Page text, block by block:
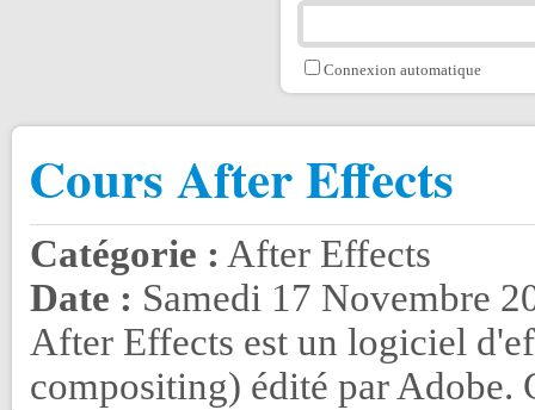
Connexion automatique
Cours After Effects
Catégorie : After Effects
Date : Samedi 17 Novembre
After Effects est un logiciel
compositing) édité par Adobe.